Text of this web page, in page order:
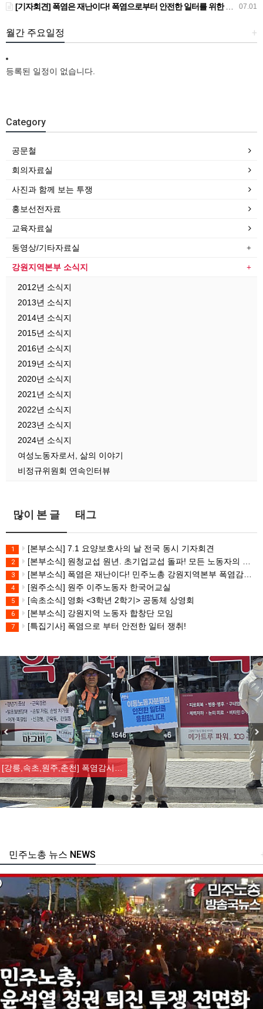
07.01
[기자회견] 폭염은 재난이다! 폭염으로부터 안전한 일터를 위한 민주노총 강원지역본부 폭염감시단 선포 기자회견
+
월간 주요일정
등록된 일정이 없습니다.
Category
공문철
회의자료실
사진과 함께 보는 투쟁
홍보선전자료
교육자료실
동영상/기타자료실
강원지역본부 소식지
2012년 소식지
2013년 소식지
2014년 소식지
2015년 소식지
2016년 소식지
2019년 소식지
2020년 소식지
2021년 소식지
2022년 소식지
2023년 소식지
2024년 소식지
여성노동자로서, 삶의 이야기
비정규위원회 연속인터뷰
많이 본 글 태그
1 [본부소식] 7.1 요양보호사의 날 전국 동시 기자회견
2 [본부소식] 원청교섭 원년. 초기업교섭 돌파! 모든 노동자의 노동기본권 쟁취! 민주노총 7.15 총파업대회
3 [본부소식] 폭염은 재난이다! 민주노총 강원지역본부 폭염감시단 선포 기자회견
4 [원주소식] 원주 이주노동자 한국어교실
5 [속초소식] 영화 <3학년 2학기> 공동체 상영회
6 [본부소식] 강원지역 노동자 합창단 모임
7 [특집기사] 폭염으로 부터 안전한 일터 쟁취!
[강릉,속초,원주,춘천] 폭염감시…
주노총 뉴스 NEWS